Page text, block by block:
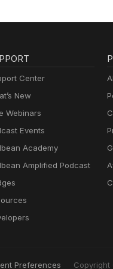
Center
New
Webinars
Events
Academy
Amplified Podcast
Preferences